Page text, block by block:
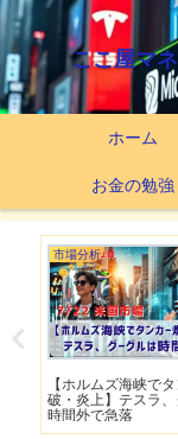
ここ屋マ
ホーム
お金の勉強
市場分析
【ホルムズ海峡で
破・炎上】テスラ
時間外で急落